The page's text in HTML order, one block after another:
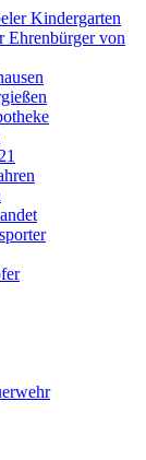
Kindergarten
Ehrenbürger von